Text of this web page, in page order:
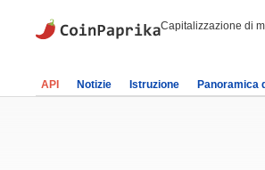
Capitalizzazione di
API Notizie Istruzione Panoramica